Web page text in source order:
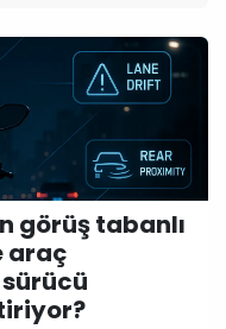
görüş tabanlı
araç